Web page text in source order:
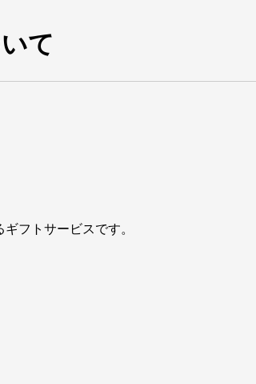
て
フトサービスです。